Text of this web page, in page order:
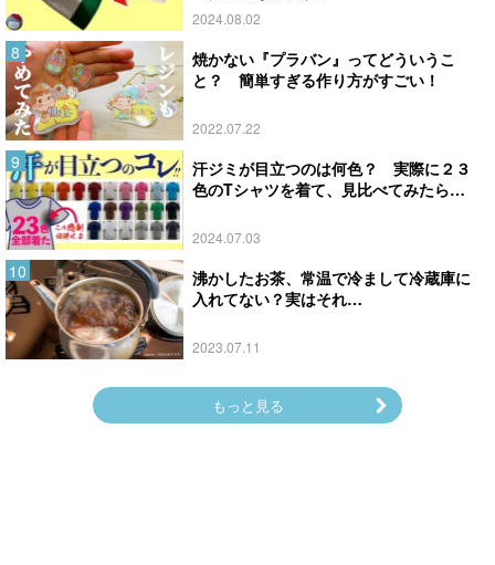
2024.08.02
焼かない『プラバン』ってどういうこ
と？ 簡単すぎる作り方がすごい！
2022.07.22
汗ジミが目立つのは何色？ 実際に２３
色のTシャツを着て、見比べてみたら…
2024.07.03
沸かしたお茶、常温で冷まして冷蔵庫に
入れてない？実はそれ…
2023.07.11
もっと見る